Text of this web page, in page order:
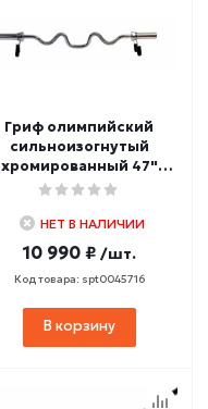
Гриф олимпийский
сильноизогнутый
хромированный 47"
REBEL R-OB47-W-C (с
НЕТ В НАЛИЧИИ
10 990 ₽ /шт.
Код товара: spt0045716
В корзину